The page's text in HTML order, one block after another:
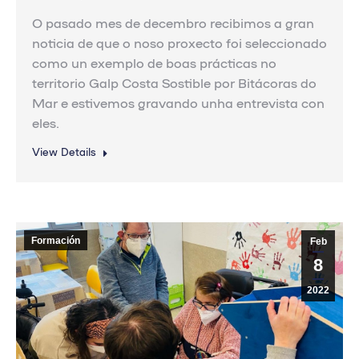
O pasado mes de decembro recibimos a gran
noticia de que o noso proxecto foi seleccionado
como un exemplo de boas prácticas no
territorio Galp Costa Sostible por Bitácoras do
Mar e estivemos gravando unha entrevista con
eles.
View Details
Feb
8
2022
Formación